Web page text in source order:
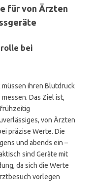
für von Ärzten
bei
ihren Blutdruck
Das Ziel ist,
von Ärzten
präzise Werte. Die
und abends ein –
sind Geräte mit
da sich die Werte
vorlegen